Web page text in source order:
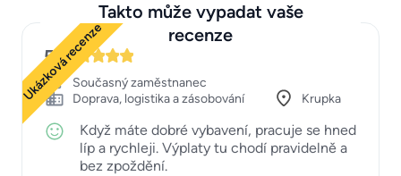
Takto může vypadat vaše
recenze
Ukázková recenze
5
Současný zaměstnanec
Doprava, logistika a zásobování
Krupka
Když máte dobré vybavení, pracuje se hned
líp a rychleji. Výplaty tu chodí pravidelně a
bez zpoždění.